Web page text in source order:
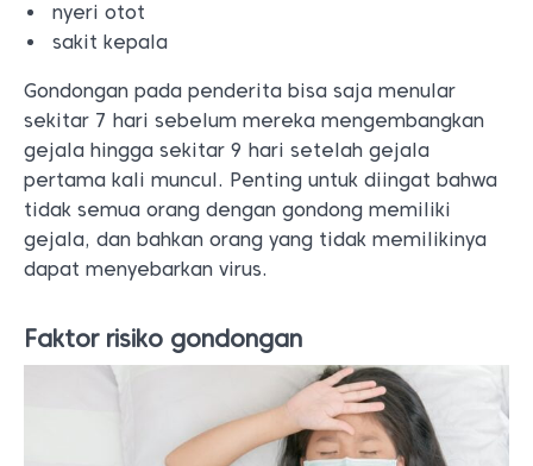
nyeri otot
sakit kepala
Gondongan pada penderita bisa saja menular
sekitar 7 hari sebelum mereka mengembangkan
gejala hingga sekitar 9 hari setelah gejala
pertama kali muncul. Penting untuk diingat bahwa
tidak semua orang dengan gondong memiliki
gejala, dan bahkan orang yang tidak memilikinya
dapat menyebarkan virus.
Faktor risiko gondongan